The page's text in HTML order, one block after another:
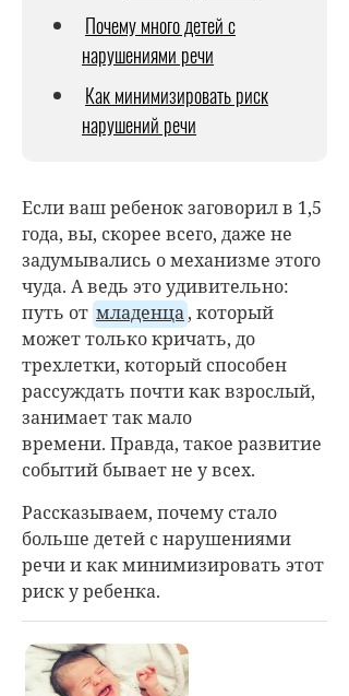
Почему много детей с
нарушениями речи
Как минимизировать риск
нарушений речи
Если ваш ребенок заговорил в 1,5
года, вы, скорее всего, даже не
задумывались о механизме этого
чуда. А ведь это удивительно:
путь от младенца, который
может только кричать, до
трехлетки, который способен
рассуждать почти как взрослый,
занимает так мало
времени. Правда, такое развитие
событий бывает не у всех.
Рассказываем, почему стало
больше детей с нарушениями
речи и как минимизировать этот
риск у ребенка.